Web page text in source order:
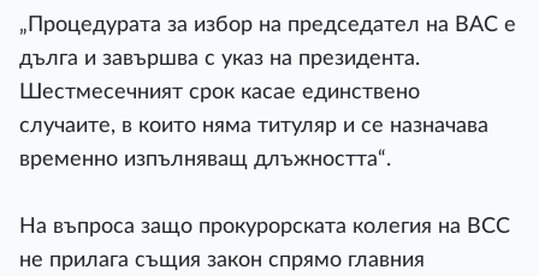
„Процедурата за избор на председател на ВАС е
дълга и завършва с указ на президента.
Шестмесечният срок касае единствено
случаите, в които няма титуляр и се назначава
временно изпълняващ длъжността“.
На въпроса защо прокурорската колегия на ВСС
не прилага същия закон спрямо главния